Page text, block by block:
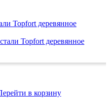
Topfort деревянное
в корзину